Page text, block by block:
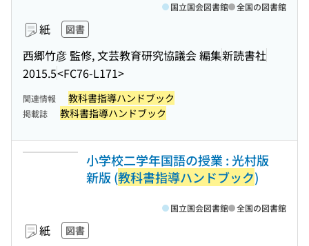
紙 図書
西郷竹彦 監修, 文芸教育研究協議会 編集新読書社
2015.5<FC76-L171>
国立国会図書館 全国の図書館
関連情報 教科書指導ハンドブック
掲載誌 教科書指導ハンドブック
小学校二学年国語の授業 : 光村版
新版 (教科書指導ハンドブック)
紙 図書
国立国会図書館 全国の図書館